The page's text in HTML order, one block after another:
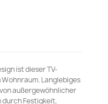
ist dieser TV-
Langlebiges
außergewöhnlicher
Festigkeit,